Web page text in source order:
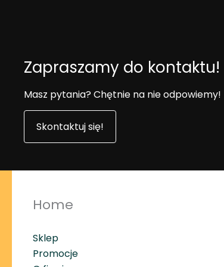
Zapraszamy do kontaktu!
Masz pytania? Chętnie na nie odpowiemy!
Skontaktuj się!
Home
Sklep
Promocje